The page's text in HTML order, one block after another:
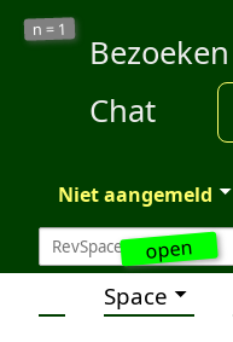
open
n = 1
Bezoeken
Chat
Niet aangemeld
Space